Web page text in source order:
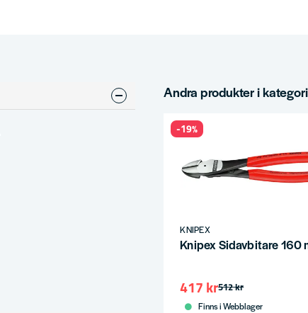
Andra produkter i
KNIPEX
Knipex Sidavbitare 160
512 kr
417 kr
Finns i Webblager
-19%